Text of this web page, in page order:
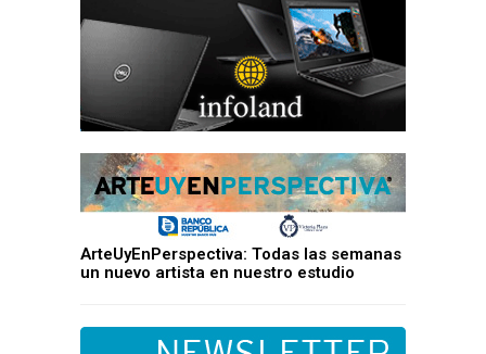
ArteUyEnPerspectiva: Todas las semanas
un nuevo artista en nuestro estudio